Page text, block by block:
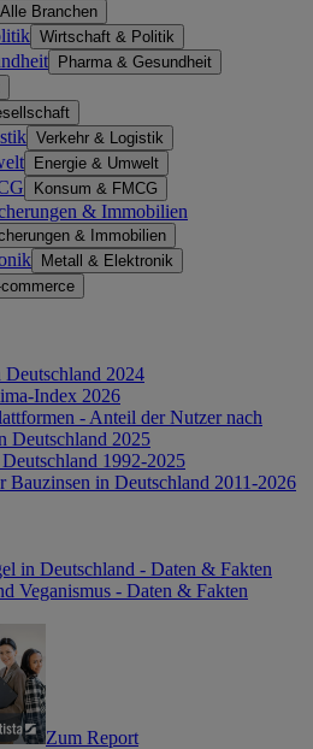
Alle Branchen
Wirtschaft & Politik
Pharma & Gesundheit
Verkehr & Logistik
Energie & Umwelt
Konsum & FMCG
& Immobilien
& Immobilien
Metall & Elektronik
commerce
Deutschland 2024
Index 2026
- Anteil der Nutzer nach
Deutschland 2025
1992-2025
Bauzinsen in Deutschland 2011-2026
in Deutschland - Daten & Fakten
Veganismus - Daten & Fakten
Zum Report